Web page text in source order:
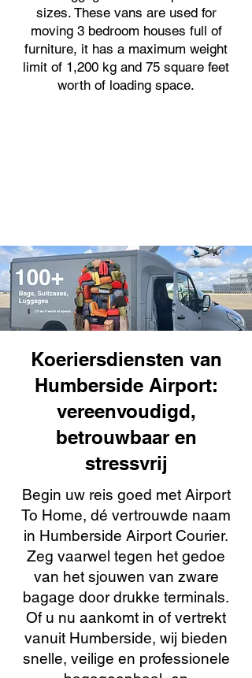
sizes. These vans are used for
moving 3 bedroom houses full of
furniture, it has a maximum weight
limit of 1,200 kg and 75 square feet
worth of loading space.
Koeriersdiensten van
Humberside Airport:
vereenvoudigd,
betrouwbaar en
stressvrij
Begin uw reis goed met Airport
To Home, dé vertrouwde naam
in Humberside Airport Courier.
Zeg vaarwel tegen het gedoe
van het sjouwen van zware
bagage door drukke terminals.
Of u nu aankomt in of vertrekt
vanuit Humberside, wij bieden
snelle, veilige en professionele